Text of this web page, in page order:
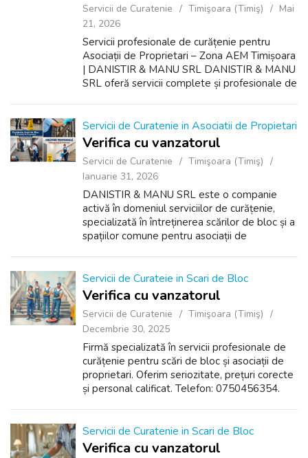
Servicii de Curatenie Timişoara (Timiş)
Mai
21, 2026
Servicii profesionale de curățenie pentru
Asociații de Proprietari – Zona AEM Timișoara
| DANISTIR & MANU SRL DANISTIR & MANU
SRL oferă servicii complete și profesionale de
Servicii de Curatenie in Asociatii de Propietari
Verifica cu vanzatorul
Servicii de Curatenie
Timişoara (Timiş)
Ianuarie 31, 2026
DANISTIR & MANU SRL este o companie
activă în domeniul serviciilor de curățenie,
specializată în întreținerea scărilor de bloc și a
spațiilor comune pentru asociații de
Servicii de Curateie in Scari de Bloc
Verifica cu vanzatorul
Servicii de Curatenie
Timişoara (Timiş)
Decembrie 30, 2025
Firmă specializată în servicii profesionale de
curățenie pentru scări de bloc și asociații de
proprietari. Oferim seriozitate, prețuri corecte
și personal calificat. Telefon: 0750456354.
Servicii de Curatenie in Scari de Bloc
Verifica cu vanzatorul